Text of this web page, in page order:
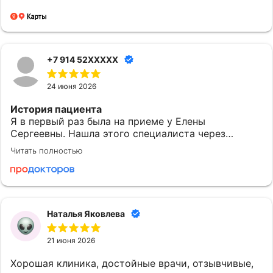
+7 914 52XXXXX
24 июня 2026
История пациента
Я в первый раз была на приеме у Елены
Сергеевны. Нашла этого специалиста через
приложение МедТочка. При выборе обратила
внимание на ее профессионализм. Перед
исследованием были предоставлены одноразовые
Могу сказать, что после посещения доктора
Субочевой Е.С. у меня остались хорошие
впечатления. Врач показалась доброжелательной.
началась в назначенное время. Елена Сергеевна
Читать полностью
Наталья Яковлева
21 июня 2026
Хорошая клиника, достойные врачи, отзывчивые,